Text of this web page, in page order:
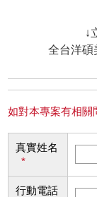
↓
全台洋碩
如對本專案有相關
真實姓名
*
行動電話